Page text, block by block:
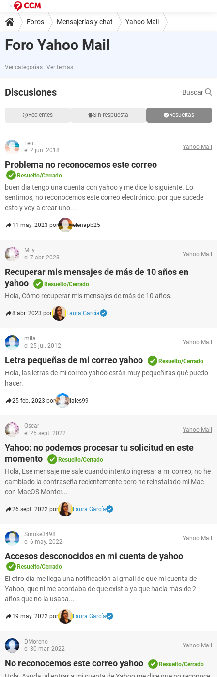
Foros Mensajerías y chat Yahoo Mail
Foro Yahoo Mail
Ver categorías Ver temas
Discusiones Buscar
Recientes Sin respuesta Resueltas
Leo
el 2 jun. 2018
Yahoo Mail
Problema no reconocemos este correo
Resuelto/Cerrado
buen dia tengo una cuenta con yahoo y me dice lo siguiente. Lo
sentimos, no reconocemos este correo electrónico. por que sucede
esto y voy a crear uno...
11 may. 2023 por elenapb25
Mily
el 7 abr. 2023
Yahoo Mail
Recuperar mis mensajes de más de 10 años en
yahoo
Resuelto/Cerrado
Hola, Cómo recuperar mis mensajes de más de 10 años.
8 abr. 2023 por Laura García
mila
el 25 jul. 2012
Yahoo Mail
Letra pequeñas de mi correo yahoo Resuelto/Cerrado
Hola, las letras de mi correo yahoo están muy pequeñitas qué puedo
hacer.
25 feb. 2023 por jales99
Oscar
el 25 sept. 2022
Yahoo Mail
Yahoo: no podemos procesar tu solicitud en este
momento
Resuelto/Cerrado
Hola, Ese mensaje me sale cuando intento ingresar a mi correo, no he
cambiado la contraseña recientemente pero he reinstalado mi Mac
con MacOS Monter...
26 sept. 2022 por Laura García
Smoke3498
el 6 may. 2022
Yahoo Mail
Accesos desconocidos en mi cuenta de yahoo
Resuelto/Cerrado
El otro día me llega una notificación al gmail de que mi cuenta de
Yahoo, que ni me acordaba de que existía ya que hacía más de 2
años que no la usaba...
19 may. 2022 por Laura García
DMoreno
el 30 mar. 2022
Yahoo Mail
No reconocemos este correo yahoo Resuelto/Cerrado